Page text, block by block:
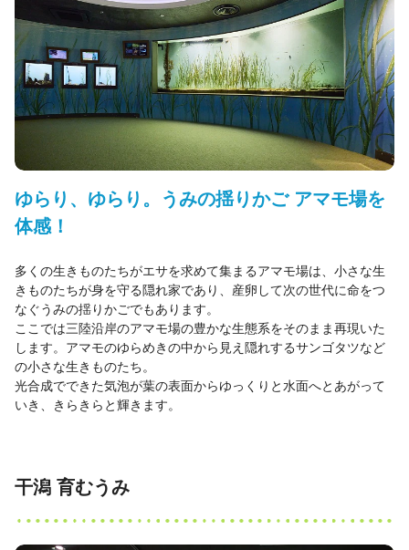
ゆらり、ゆらり。うみの揺りかご アマモ場を
体感！
多くの生きものたちがエサを求めて集まるアマモ場は、小さな生
きものたちが身を守る隠れ家であり、産卵して次の世代に命をつ
なぐうみの揺りかごでもあります。
ここでは三陸沿岸のアマモ場の豊かな生態系をそのまま再現いた
します。アマモのゆらめきの中から見え隠れするサンゴタツなど
の小さな生きものたち。
光合成でできた気泡が葉の表面からゆっくりと水面へとあがって
いき、きらきらと輝きます。
干潟 育むうみ